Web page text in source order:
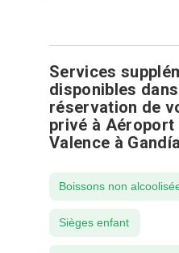
Services
disponibles
réservation de
privé à Aéroport
Valence à Gandía
Boissons non
Sièges enfant